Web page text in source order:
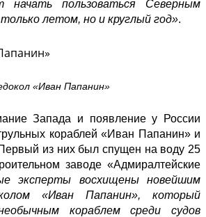
начать пользоваться Северным
летом, но и круглый год».
«Иван Папанин»
Запада и появление у России
кораблей «Иван Папанин» и
из них был спущен на воду 25
заводе «Адмиралтейские
эксперты восхищены новейшим
«Иван Папанин», который
кораблем среди судов